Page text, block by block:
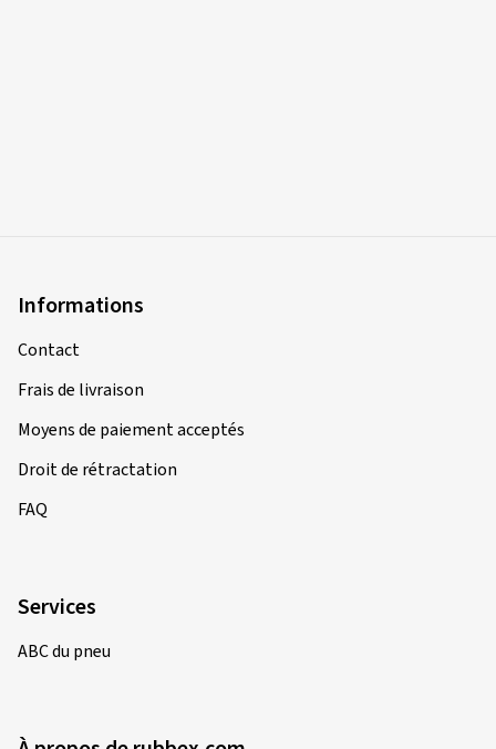
Informations
Contact
Frais de livraison
Moyens de paiement acceptés
Droit de rétractation
FAQ
Services
ABC du pneu